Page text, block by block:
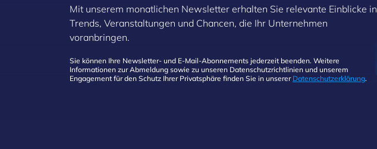
Mit unserem monatlichen Newsletter erhalten Sie relevante Einblicke in
Trends, Veranstaltungen und Chancen, die Ihr Unternehmen
voranbringen.
Sie können Ihre Newsletter- und E-Mail-Abonnements jederzeit beenden. Weitere
Informationen zur Abmeldung sowie zu unseren Datenschutzrichtlinien und unserem
Engagement für den Schutz Ihrer Privatsphäre finden Sie in unserer Datenschutzerklärung.